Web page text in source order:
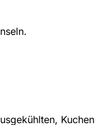
Kuchen